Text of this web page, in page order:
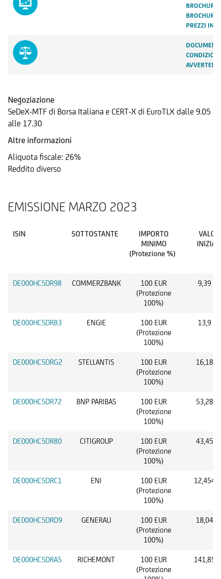
PREZZI IN
Negoziazione
SeDeX-MTF di Borsa Italiana e CERT-X di EuroTLX dalle 9.05
alle 17.30
Altre informazioni
Aliquota fiscale: 26%
Reddito diverso
EMISSIONE MARZO 2023
ISIN SOTTOSTANTE
IMPORTO
MINIMO
(Protezione %)
DE000HC5DR98 COMMERZBANK
100 EUR
(Protezione
100%)
9,39
DE000HC5DRB3 ENGIE
100 EUR
(Protezione
100%)
13,9
DE000HC5DRG2 STELLANTIS
100 EUR
(Protezione
100%)
16,18
DE000HC5DR72 BNP PARIBAS
100 EUR
(Protezione
100%)
53,28
DE000HC5DR80 CITIGROUP
100 EUR
(Protezione
100%)
43,45
DE000HC5DRC1 ENI
100 EUR
(Protezione
100%)
12,454
DE000HC5DRD9 GENERALI
100 EUR
(Protezione
100%)
18,04
DE000HC5DRA5 RICHEMONT
100 EUR
(Protezione
141,85